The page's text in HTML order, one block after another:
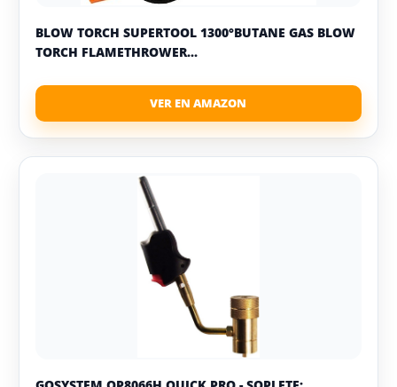
BLOW TORCH SUPERTOOL 1300°BUTANE GAS BLOW
TORCH FLAMETHROWER...